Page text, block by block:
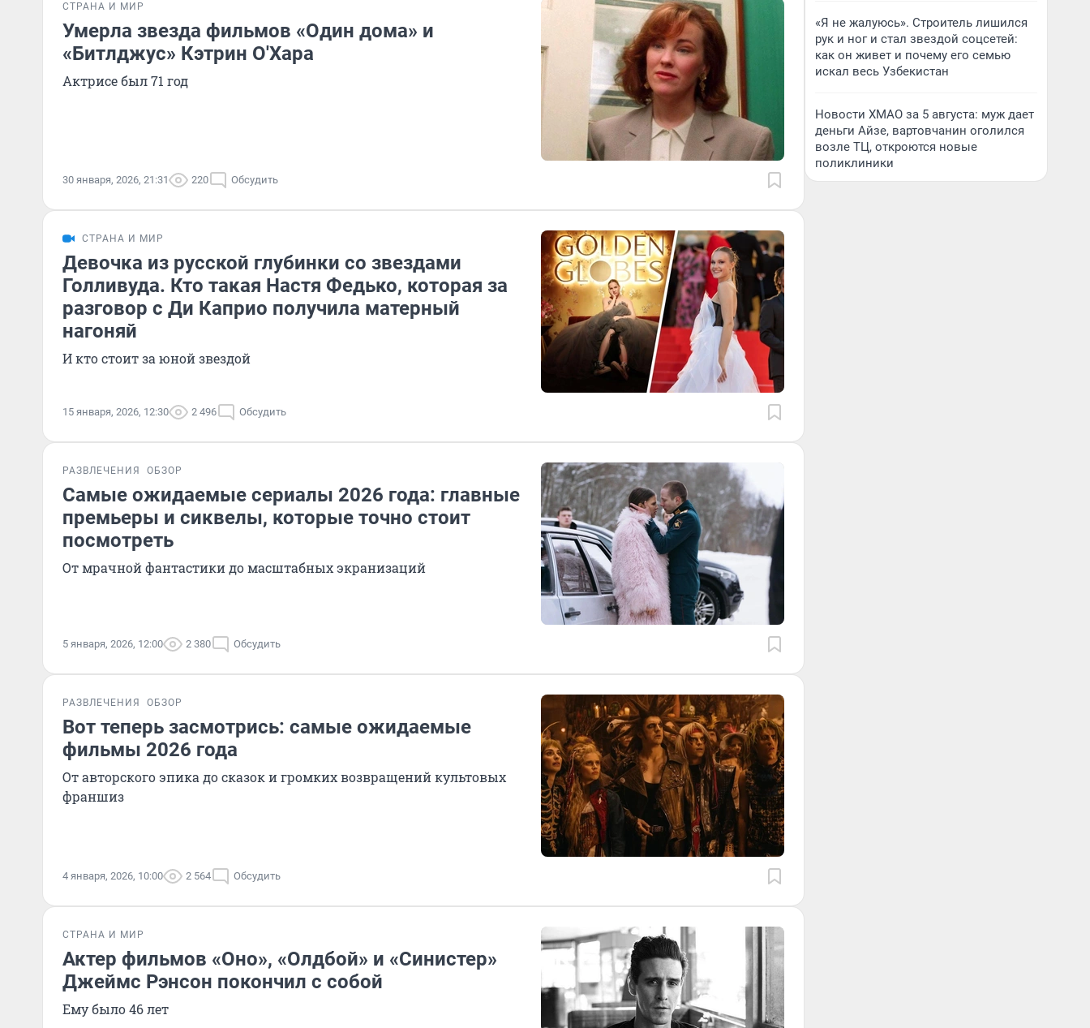
СТРАНА И МИР
Умерла звезда фильмов «Один дома» и
«Битлджус» Кэтрин О'Хара
Актрисе был 71 год
30 января, 2026, 21:31 220 Обсудить
СТРАНА И МИР
Девочка из русской глубинки со звездами
Голливуда. Кто такая Настя Федько, которая за
разговор с Ди Каприо получила матерный
нагоняй
И кто стоит за юной звездой
15 января, 2026, 12:30 2 496 Обсудить
РАЗВЛЕЧЕНИЯ ОБЗОР
Самые ожидаемые сериалы 2026 года: главные
премьеры и сиквелы, которые точно стоит
посмотреть
От мрачной фантастики до масштабных экранизаций
5 января, 2026, 12:00 2 380 Обсудить
РАЗВЛЕЧЕНИЯ ОБЗОР
Вот теперь засмотрись: самые ожидаемые
фильмы 2026 года
От авторского эпика до сказок и громких возвращений культовых
франшиз
4 января, 2026, 10:00 2 564 Обсудить
СТРАНА И МИР
Актер фильмов «Оно», «Олдбой» и «Синистер»
Джеймс Рэнсон покончил с собой
Ему было 46 лет
«Я не жалуюсь». Строитель лишился
рук и ног и стал звездой соцсетей:
как он живет и почему его семью
искал весь Узбекистан
Новости ХМАО за 5 августа: муж дает
деньги Айзе, вартовчанин оголился
возле ТЦ, откроются новые
поликлиники